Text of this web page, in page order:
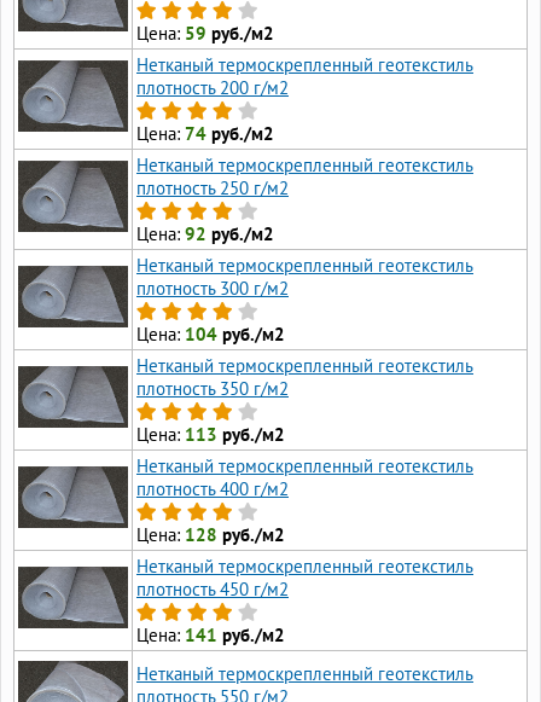
Цена: 59 руб./м2
Нетканый термоскрепленный геотекстиль
плотность 200 г/м2
Цена: 74 руб./м2
Нетканый термоскрепленный геотекстиль
плотность 250 г/м2
Цена: 92 руб./м2
Нетканый термоскрепленный геотекстиль
плотность 300 г/м2
Цена: 104 руб./м2
Нетканый термоскрепленный геотекстиль
плотность 350 г/м2
Цена: 113 руб./м2
Нетканый термоскрепленный геотекстиль
плотность 400 г/м2
Цена: 128 руб./м2
Нетканый термоскрепленный геотекстиль
плотность 450 г/м2
Цена: 141 руб./м2
Нетканый термоскрепленный геотекстиль
плотность 550 г/м2